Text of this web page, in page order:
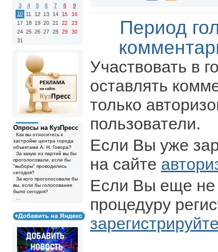
3
4 5 6 7 8
9
10 11 12 13 14 15
16
17 18 19 20 21 22
23
24 25 26 27 28 29
30
31
Опросы на КузПресс
Как вы относитесь к
застройке центра города
объектами А. Н. Говора?
За какую из партий вы бы
проголосовали, если бы
"выборы" проводились
сегодня?
За кого проголосовали бы
вы, если бы голосование
было сегодня?
Период
Участвовать в
оставлять
только
пользователи.
Если Вы уже
на сайте
Если Вы еще не
процедуру